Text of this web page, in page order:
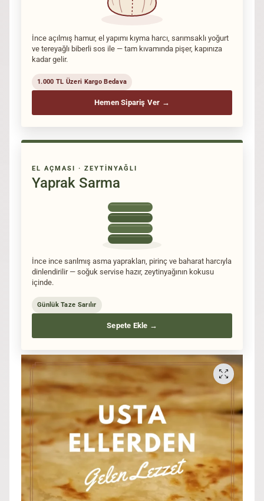
İnce açılmış hamur, el yapımı kıyma harcı, sarımsaklı yoğurt
ve tereyağlı biberli sos ile — tam kıvamında pişer, kapınıza
kadar gelir.
1.000 TL Üzeri Kargo Bedava
Hemen Sipariş Ver →
EL AÇMASI · ZEYTINYAĞLI
Yaprak Sarma
İnce ince sarılmış asma yaprakları, pirinç ve baharat harcıyla
dinlendirilir — soğuk servise hazır, zeytinyağının kokusu
içinde.
Günlük Taze Sarılır
Sepete Ekle →